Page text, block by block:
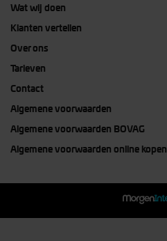
Wat wij doen
Klanten vertellen
Over ons
Tarieven
Contact
Algemene voorwaarden
Algemene voorwaarden BOVAG
Algemene voorwaarden online kopen